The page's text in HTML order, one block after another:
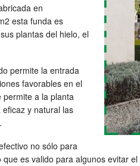
en
esta funda es
plantas del hielo, el
permite la entrada
favorables en el
permite a la planta
y natural las
no sólo para
es valido para algunos evitar